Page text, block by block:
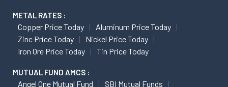
METAL RATES :
Copper Price Today
Aluminum Price Today
Zinc Price Today
Nickel Price Today
Iron Ore Price Today
Tin Price Today
MUTUAL FUND AMCS :
Angel One Mutual Fund
SBI Mutual Funds